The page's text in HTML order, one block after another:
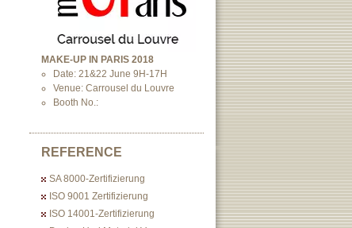
MAKE-UP IN PARIS 2018
Date: 21&22 June 9H-17H
Venue: Carrousel du Louvre
Booth No.:
REFERENCE
SA 8000-Zertifizierung
ISO 9001 Zertifizierung
ISO 14001-Zertifizierung